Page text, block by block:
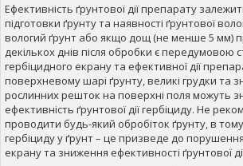
Ефективність ґрунтової дії препарату
підготовки ґрунту та наявності ґрунтової
вологий ґрунт або якщо дощ (не менше 5 мм)
декількох днів після обробки є передумовою
гербіцидного екрану та ефективної дії
поверхневому шарі ґрунту, великі грудки та
рослинних решток на поверхні поля можуть
ефективність ґрунтової дії гербіциду. Не
проводити будь-який обробіток ґрунту, в
гербіциду у ґрунт – це призведе до
екрану та зниження ефективності ґрунтової